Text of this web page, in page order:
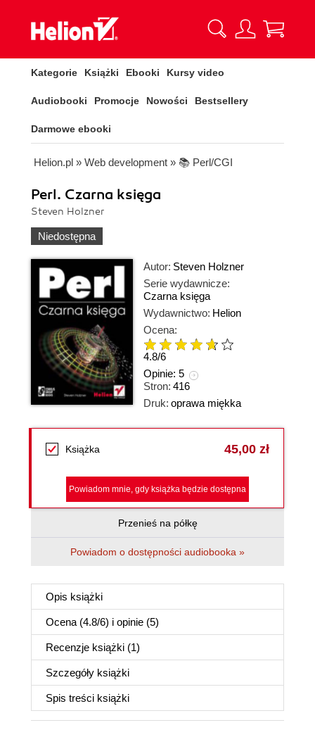
Kategorie Książki Ebooki Kursy video
Audiobooki Promocje Nowości Bestsellery
Darmowe ebooki
Helion.pl » Web development » 📚 Perl/CGI
Perl. Czarna księga
Steven Holzner
Niedostępna
Autor: Steven Holzner
Serie wydawnicze:
Czarna księga
Wydawnictwo: Helion
Ocena:
4.8/6
Opinie: 5
Stron: 416
Druk: oprawa miękka
Książka 45,00 zł
Powiadom mnie, gdy książka będzie dostępna
Przenieś na półkę
Powiadom o dostępności audiobooka »
Opis książki
Ocena (4.8/6) i opinie (5)
Recenzje książki (1)
Szczegóły książki
Spis treści książki